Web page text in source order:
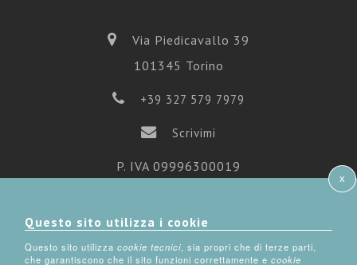
Via Piedicavallo 39
101345 Torino
+39 327 579 7979
Scrivimi
P. IVA 09996300019
x
Questo sito utilizza i cookie
Questo sito utilizza cookie tecnici, sia propri che di terze parti,
che garantiscono che il sito funzioni correttamente e cookie